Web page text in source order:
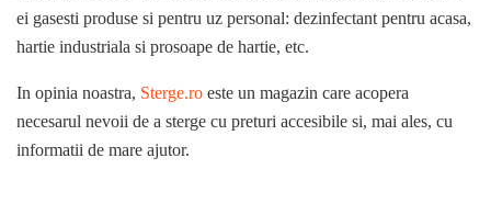
ei gasesti produse si pentru uz personal: dezinfectant pentru acasa,
hartie industriala si prosoape de hartie, etc.
In opinia noastra, Sterge.ro este un magazin care acopera
necesarul nevoii de a sterge cu preturi accesibile si, mai ales, cu
informatii de mare ajutor.